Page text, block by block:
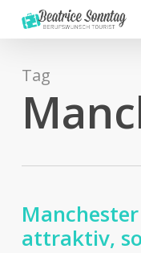
content
Tag
attraktiv,